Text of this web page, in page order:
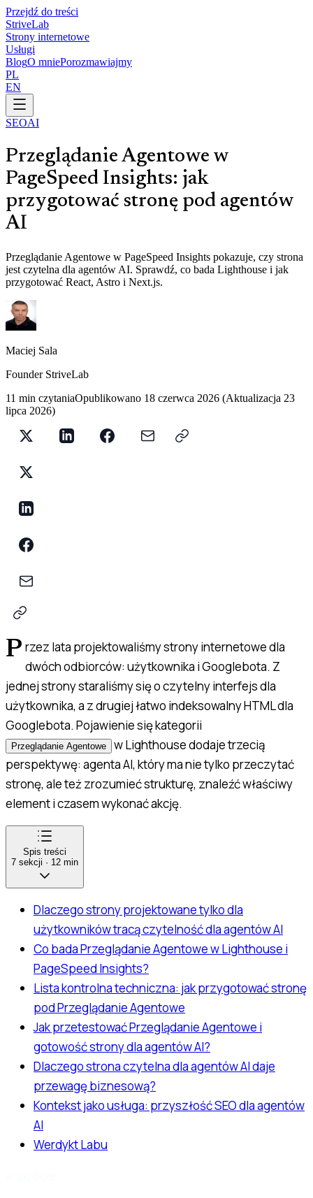
Przejdź do treści
StriveLab
Strony internetowe
Usługi
BlogO mniePorozmawiajmy
PL
EN
SEOAI
Przeglądanie Agentowe w
PageSpeed Insights: jak
przygotować stronę pod agentów
AI
Przeglądanie Agentowe w PageSpeed Insights pokazuje, czy strona
jest czytelna dla agentów AI. Sprawdź, co bada Lighthouse i jak
przygotować React, Astro i Next.js.
Maciej Sala
Founder StriveLab
11 min czytaniaOpublikowano 18 czerwca 2026 (Aktualizacja 23
lipca 2026)
P rzez lata projektowaliśmy strony internetowe dla
dwóch odbiorców: użytkownika i Googlebota. Z
jednej strony staraliśmy się o czytelny interfejs dla
użytkownika, a z drugiej łatwo indeksowalny HTML dla
Googlebota. Pojawienie się kategorii
Przeglądanie Agentowe
w Lighthouse dodaje trzecią
perspektywę: agenta AI, który ma nie tylko przeczytać
stronę, ale też zrozumieć strukturę, znaleźć właściwy
element i czasem wykonać akcję.
Spis treści
7 sekcji · 12 min
Dlaczego strony projektowane tylko dla
użytkowników tracą czytelność dla agentów AI
Co bada Przeglądanie Agentowe w Lighthouse i
PageSpeed Insights?
Lista kontrolna techniczna: jak przygotować stronę
pod Przeglądanie Agentowe
Jak przetestować Przeglądanie Agentowe i
gotowość strony dla agentów AI?
Dlaczego strona czytelna dla agentów AI daje
przewagę biznesową?
Kontekst jako usługa: przyszłość SEO dla agentów
AI
Werdykt Labu